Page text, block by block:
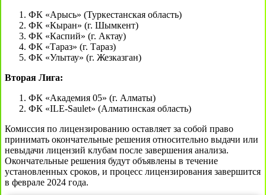
ФК «Арысь» (Туркестанская область)
ФК «Кыран» (г. Шымкент)
ФК «Каспий» (г. Актау)
ФК «Тараз» (г. Тараз)
ФК «Улытау» (г. Жезказган)
Вторая Лига:
ФК «Академия 05» (г. Алматы)
ФК «ILE-Saulet» (Алматинская область)
Комиссия по лицензированию оставляет за собой право
принимать окончательные решения относительно выдачи или
невыдачи лицензий клубам после завершения анализа.
Окончательные решения будут объявлены в течение
установленных сроков, и процесс лицензирования завершится
в феврале 2024 года.